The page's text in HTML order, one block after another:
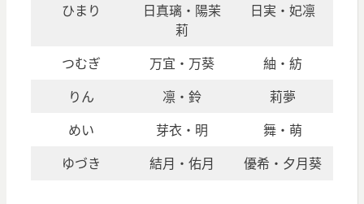
ひまり
日真璃・陽茉
莉
日実・妃凛
つむぎ 万宜・万葵
紬・紡
りん
凛・鈴
莉夢
めい
芽衣・明
舞・萌
ゆづき
結月・佑月 優希・夕月葵